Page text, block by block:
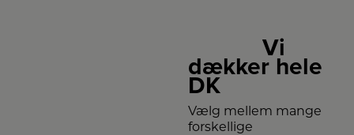
Vi
dækker hele
DK
Vælg mellem mange
forskellige